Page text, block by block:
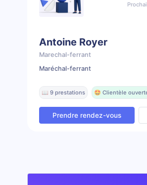
Antoine Royer
Marechal-ferrant
Maréchal-ferrant
📖 9 prestations 🤩 Clientèle
Prendre rendez-vous